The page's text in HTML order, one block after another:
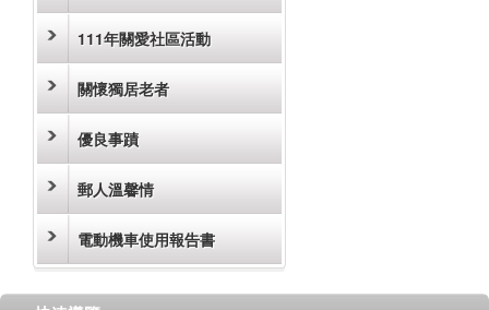
111年關愛社區活動
關懷獨居老者
優良事蹟
郵人溫馨情
電動機車使用報告書